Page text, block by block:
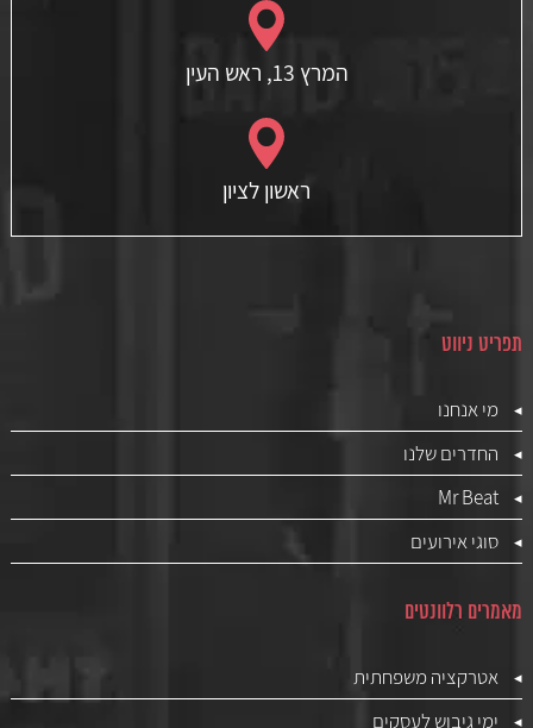
המרץ 13, ראש העין
ראשון לציון
תפריט ניווט
מי אנחנו
החדרים שלנו
Mr Beat
סוגי אירועים
מאמרים רלוונטים
אטרקציה משפחתית
ימי גיבוש לעסקים